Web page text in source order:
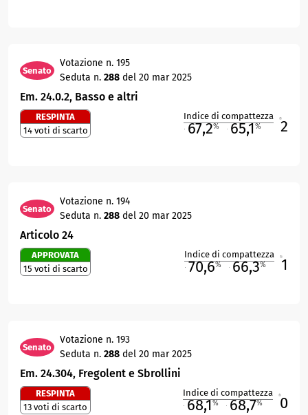
Senato
Votazione n. 195
Seduta n. 288 del 20 mar 2025
Em. 24.0.2, Basso e altri
RESPINTA
14 voti di scarto
Indice di compattezza
67,2% 65,1% 2
Senato
Votazione n. 194
Seduta n. 288 del 20 mar 2025
Articolo 24
APPROVATA
15 voti di scarto
Indice di compattezza
70,6% 66,3% 1
Senato
Votazione n. 193
Seduta n. 288 del 20 mar 2025
Em. 24.304, Fregolent e Sbrollini
RESPINTA
13 voti di scarto
Indice di compattezza
68,1% 68,7% 0